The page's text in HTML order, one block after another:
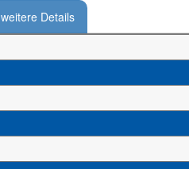
weitere Details